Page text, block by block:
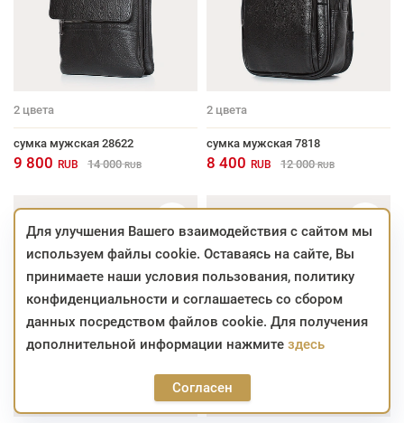
2 цвета
сумка мужская 28622
9 800 RUB 14 000 RUB
2 цвета
сумка мужская 7818
8 400 RUB 12 000 RUB
Для улучшения Вашего взаимодействия с сайтом мы
используем файлы cookie. Оставаясь на сайте, Вы
принимаете наши условия пользования, политику
конфиденциальности и соглашаетесь со сбором
данных посредством файлов cookie. Для получения
дополнительной информации нажмите здесь
Согласен